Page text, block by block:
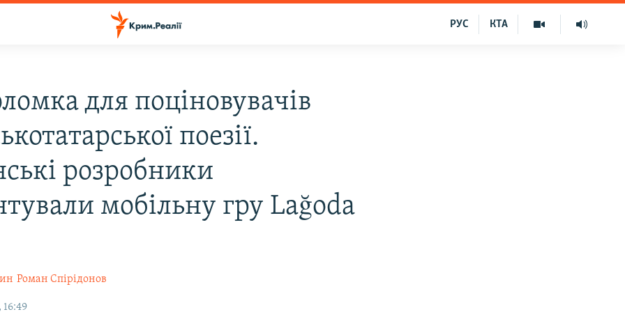
КТА
РУС
для поціновувачів
поезії.
розробники
мобільну гру Lağoda
Роман Спірідонов
16:49